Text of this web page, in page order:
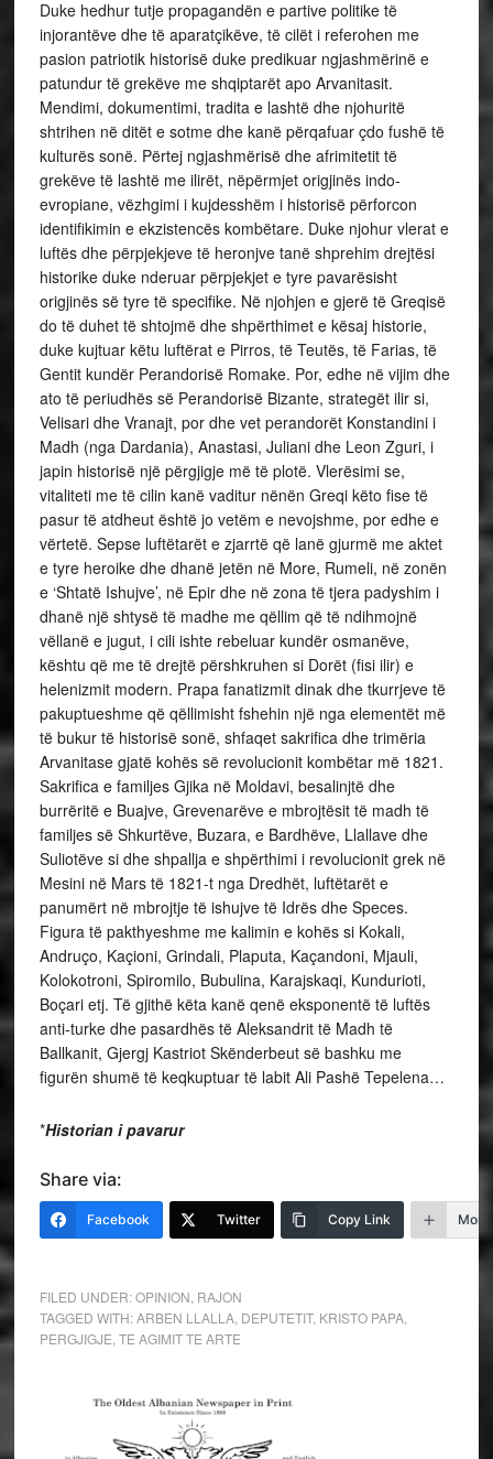
Duke hedhur tutje propagandën e partive politike të
injorantëve dhe të aparatçikëve, të cilët i referohen me
pasion patriotik historisë duke predikuar ngjashmërinë e
patundur të grekëve me shqiptarët apo Arvanitasit.
Mendimi, dokumentimi, tradita e lashtë dhe njohuritë
shtrihen në ditët e sotme dhe kanë përqafuar çdo fushë të
kulturës sonë. Përtej ngjashmërisë dhe afrimitetit të
grekëve të lashtë me ilirët, nëpërmjet origjinës indo-
evropiane, vëzhgimi i kujdesshëm i historisë përforcon
identifikimin e ekzistencës kombëtare. Duke njohur vlerat e
luftës dhe përpjekjeve të heronjve tanë shprehim drejtësi
historike duke nderuar përpjekjet e tyre pavarësisht
origjinës së tyre të specifike. Në njohjen e gjerë të Greqisë
do të duhet të shtojmë dhe shpërthimet e kësaj historie,
duke kujtuar këtu luftërat e Pirros, të Teutës, të Farias, të
Gentit kundër Perandorisë Romake. Por, edhe në vijim dhe
ato të periudhës së Perandorisë Bizante, strategët ilir si,
Velisari dhe Vranajt, por dhe vet perandorët Konstandini i
Madh (nga Dardania), Anastasi, Juliani dhe Leon Zguri, i
japin historisë një përgjigje më të plotë. Vlerësimi se,
vitaliteti me të cilin kanë vaditur nënën Greqi këto fise të
pasur të atdheut është jo vetëm e nevojshme, por edhe e
vërtetë. Sepse luftëtarët e zjarrtë që lanë gjurmë me aktet
e tyre heroike dhe dhanë jetën në More, Rumeli, në zonën
e ‘Shtatë Ishujve’, në Epir dhe në zona të tjera padyshim i
dhanë një shtysë të madhe me qëllim që të ndihmojnë
vëllanë e jugut, i cili ishte rebeluar kundër osmanëve,
kështu që me të drejtë përshkruhen si Dorët (fisi ilir) e
helenizmit modern. Prapa fanatizmit dinak dhe tkurrjeve të
pakuptueshme që qëllimisht fshehin një nga elementët më
të bukur të historisë sonë, shfaqet sakrifica dhe trimëria
Arvanitase gjatë kohës së revolucionit kombëtar më 1821.
Sakrifica e familjes Gjika në Moldavi, besalinjtë dhe
burrëritë e Buajve, Grevenarëve e mbrojtësit të madh të
familjes së Shkurtëve, Buzara, e Bardhëve, Llallave dhe
Suliotëve si dhe shpallja e shpërthimi i revolucionit grek në
Mesini në Mars të 1821-t nga Dredhët, luftëtarët e
panumërt në mbrojtje të ishujve të Idrës dhe Speces.
Figura të pakthyeshme me kalimin e kohës si Kokali,
Andruço, Kaçioni, Grindali, Plaputa, Kaçandoni, Mjauli,
Kolokotroni, Spiromilo, Bubulina, Karajskaqi, Kundurioti,
Boçari etj. Të gjithë këta kanë qenë eksponentë të luftës
anti-turke dhe pasardhës të Aleksandrit të Madh të
Ballkanit, Gjergj Kastriot Skënderbeut së bashku me
figurën shumë të keqkuptuar të labit Ali Pashë Tepelena…
*Historian i pavarur
Share via:
Facebook Twitter Copy Link More
FILED UNDER:OPINION RAJON
TAGGED WITH:ARBEN LLALLA, DEPUTETIT, KRISTO PAPA,
PERGJIGJE TE AGIMIT TE ARTE